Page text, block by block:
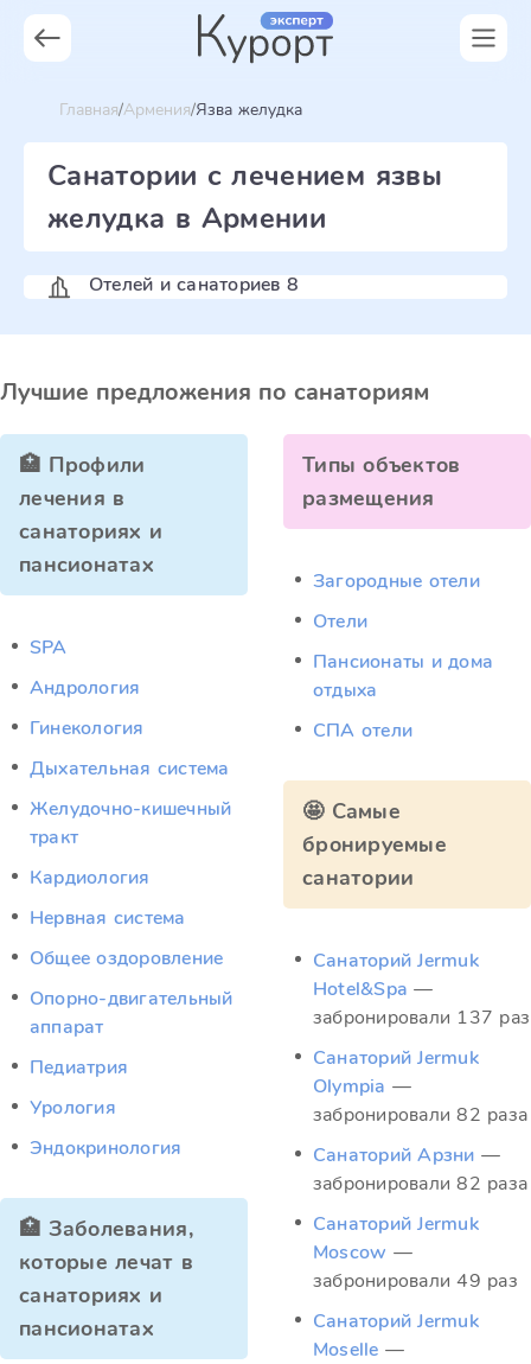
Главная Армения Язва желудка
Санатории с лечением язвы
желудка в Армении
Отелей и санаториев 8
Лучшие предложения по санаториям
🏥 Профили
лечения в
санаториях и
пансионатах
SPA
Андрология
Гинекология
Дыхательная система
Желудочно-кишечный
тракт
Кардиология
Нервная система
Общее оздоровление
Опорно-двигательный
аппарат
Педиатрия
Урология
Эндокринология
🏥 Заболевания,
которые лечат в
санаториях и
пансионатах
Типы объектов
размещения
Загородные отели
Отели
Пансионаты и дома
отдыха
СПА отели
🤩 Самые
бронируемые
санатории
Санаторий Jermuk
Hotel&Spa —
забронировали 137 раз
Санаторий Jermuk
Olympia —
забронировали 82 раза
Санаторий Арзни —
забронировали 82 раза
Санаторий Jermuk
Moscow —
забронировали 49 раз
Санаторий Jermuk
Moselle —